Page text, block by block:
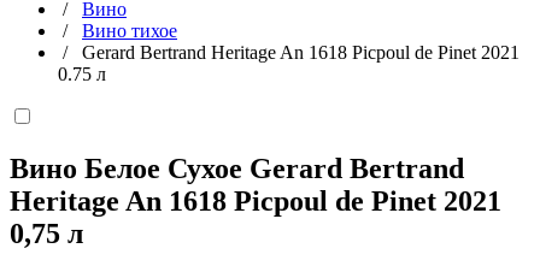
/ Вино
/ Вино тихое
/ Gerard Bertrand Heritage An 1618 Picpoul de Pinet 2021
0.75 л
Вино Белое Сухое Gerard Bertrand
Heritage An 1618 Picpoul de Pinet 2021
0,75 л